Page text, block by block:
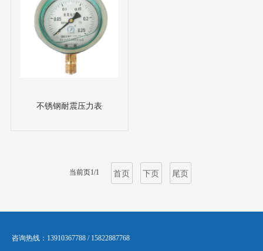
不锈钢耐震压力表
当前页1/1 首页 下页 尾页
咨询热线：13910367788 / 15822887768